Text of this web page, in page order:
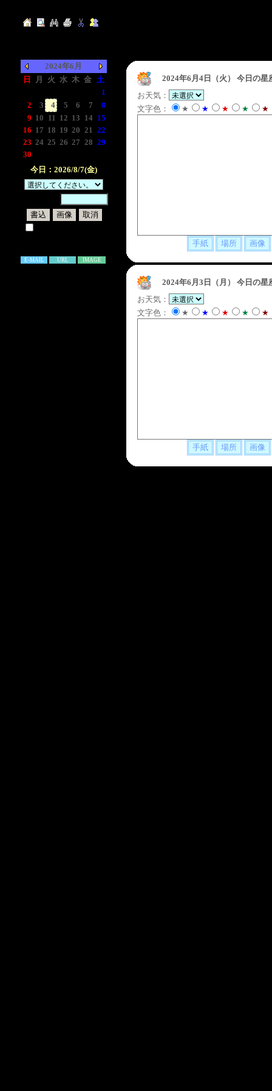
2024年6月
日
月 火 水 木 金 土
1
2
3 4 5 6 7
8
9 10 11 12 13 14 15
16 17 18 19 20 21 22
23 24 25 26 27 28 29
30
今日：2026/8/7(金)
E-MAIL URL IMAGE
2024年6月4日（火）
今日の星
お天気：
文字色：
★ ★ ★ ★ ★
2024年6月3日（月）
今日の星
お天気：
文字色：
★ ★ ★ ★ ★